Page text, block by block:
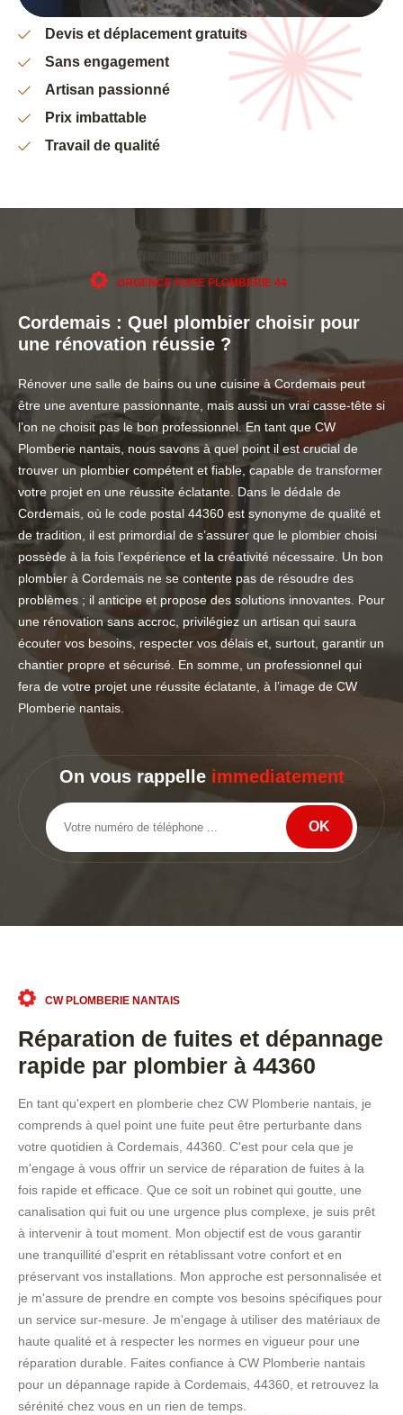
Devis et déplacement gratuits
Sans engagement
Artisan passionné
Prix imbattable
Travail de qualité
URGENCE FUITE PLOMBERIE 44
Cordemais : Quel plombier choisir pour
une rénovation réussie ?
Rénover une salle de bains ou une cuisine à Cordemais peut
être une aventure passionnante, mais aussi un vrai casse-tête si
l’on ne choisit pas le bon professionnel. En tant que CW
Plomberie nantais, nous savons à quel point il est crucial de
trouver un plombier compétent et fiable, capable de transformer
votre projet en une réussite éclatante. Dans le dédale de
Cordemais, où le code postal 44360 est synonyme de qualité et
de tradition, il est primordial de s’assurer que le plombier choisi
possède à la fois l’expérience et la créativité nécessaire. Un bon
plombier à Cordemais ne se contente pas de résoudre des
problèmes ; il anticipe et propose des solutions innovantes. Pour
une rénovation sans accroc, privilégiez un artisan qui saura
écouter vos besoins, respecter vos délais et, surtout, garantir un
chantier propre et sécurisé. En somme, un professionnel qui
fera de votre projet une réussite éclatante, à l’image de CW
Plomberie nantais.
On vous rappelle immediatement
CW PLOMBERIE NANTAIS
Réparation de fuites et dépannage
rapide par plombier à 44360
En tant qu'expert en plomberie chez CW Plomberie nantais, je
comprends à quel point une fuite peut être perturbante dans
votre quotidien à Cordemais, 44360. C'est pour cela que je
m'engage à vous offrir un service de réparation de fuites à la
fois rapide et efficace. Que ce soit un robinet qui goutte, une
canalisation qui fuit ou une urgence plus complexe, je suis prêt
à intervenir à tout moment. Mon objectif est de vous garantir
une tranquillité d'esprit en rétablissant votre confort et en
préservant vos installations. Mon approche est personnalisée et
je m'assure de prendre en compte vos besoins spécifiques pour
un service sur-mesure. Je m'engage à utiliser des matériaux de
haute qualité et à respecter les normes en vigueur pour une
réparation durable. Faites confiance à CW Plomberie nantais
pour un dépannage rapide à Cordemais, 44360, et retrouvez la
sérénité chez vous en un rien de temps.